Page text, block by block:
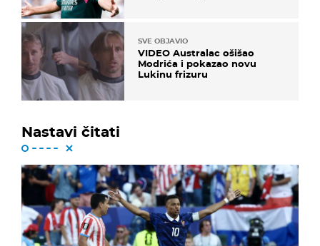
SVE OBJAVIO
VIDEO Australac ošišao
Modrića i pokazao novu
Lukinu frizuru
Nastavi čitati